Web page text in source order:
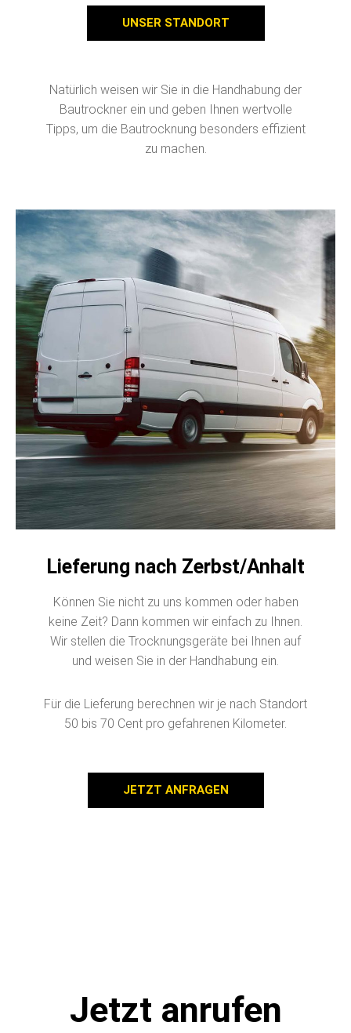
UNSER STANDORT
Natürlich weisen wir Sie in die Handhabung der
Bautrockner ein und geben Ihnen wertvolle
Tipps, um die Bautrocknung besonders effizient
zu machen.
Lieferung nach Zerbst/Anhalt
Können Sie nicht zu uns kommen oder haben
keine Zeit? Dann kommen wir einfach zu Ihnen.
Wir stellen die Trocknungsgeräte bei Ihnen auf
und weisen Sie in der Handhabung ein.
Für die Lieferung berechnen wir je nach Standort
50 bis 70 Cent pro gefahrenen Kilometer.
JETZT ANFRAGEN
Jetzt anrufen